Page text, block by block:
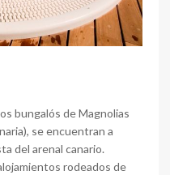
bungalós de Magnolias
se encuentran a
del arenal canario.
rodeados de